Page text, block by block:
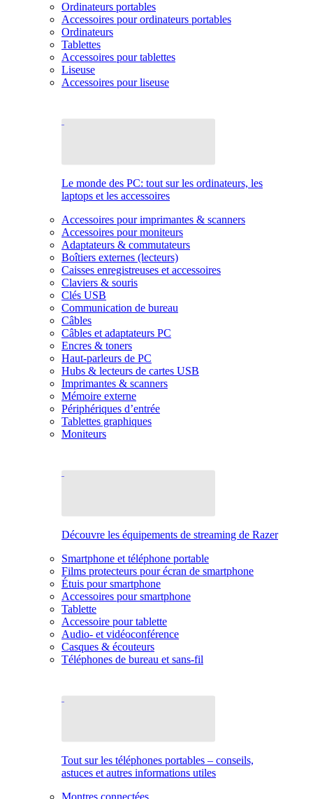
Ordinateurs portables
Accessoires pour ordinateurs portables
Ordinateurs
Tablettes
Accessoires pour tablettes
Liseuse
Accessoires pour liseuse
Le monde des PC: tout sur les ordinateurs, les
laptops et les accessoires
Accessoires pour imprimantes & scanners
Accessoires pour moniteurs
Adaptateurs & commutateurs
Boîtiers externes (lecteurs)
Caisses enregistreuses et accessoires
Claviers & souris
Clés USB
Communication de bureau
Câbles
Câbles et adaptateurs PC
Encres & toners
Haut-parleurs de PC
Hubs & lecteurs de cartes USB
Imprimantes & scanners
Mémoire externe
Périphériques d’entrée
Tablettes graphiques
Moniteurs
Découvre les équipements de streaming de Razer
Smartphone et téléphone portable
Films protecteurs pour écran de smartphone
Étuis pour smartphone
Accessoires pour smartphone
Tablette
Accessoire pour tablette
Audio- et vidéoconférence
Casques & écouteurs
Téléphones de bureau et sans-fil
Tout sur les téléphones portables – conseils,
astuces et autres informations utiles
Montres connectées